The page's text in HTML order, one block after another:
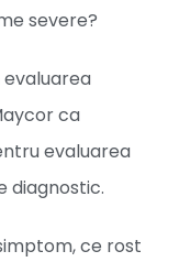
severe?
ca
evaluarea
diagnostic.
ce rost